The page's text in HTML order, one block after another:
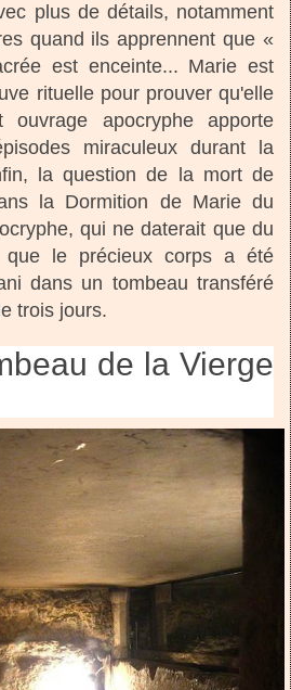
plus de détails, notamment
quand ils apprennent que «
est enceinte... Marie est
rituelle pour prouver qu'elle
apocryphe apporte
miraculeux durant la
la question de la mort de
la Dormition de Marie du
qui ne daterait que du
que le précieux corps a été
dans un tombeau transféré
trois jours.
de la Vierge